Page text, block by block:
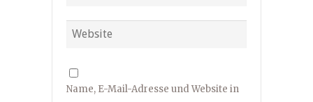
Name, E-Mail-Adresse und Website in